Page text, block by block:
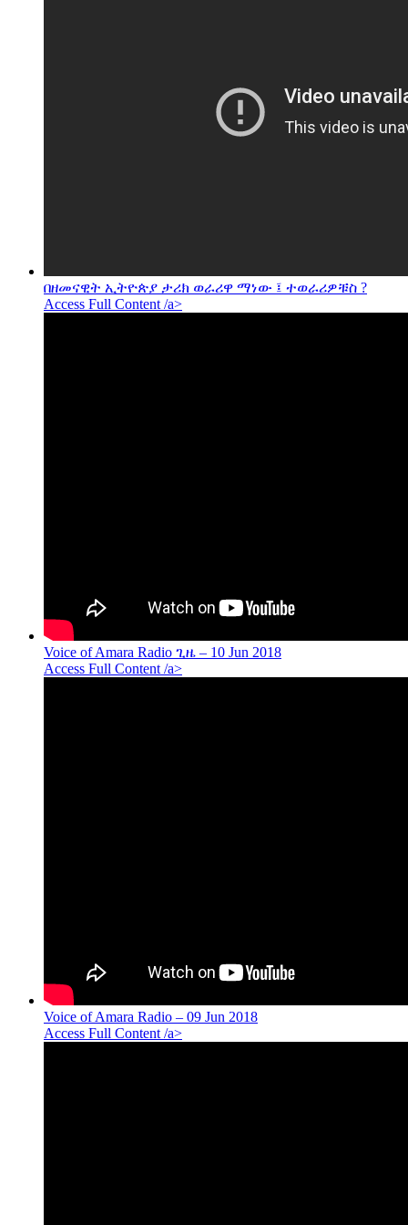
በዘመናዊት ኢትዮጵያ ታሪክ ወራሪዋ ማነው ፤ ተወራሪዎቹስ ?
Access Full Content /a>
Voice of Amara Radio ጊዜ – 10 Jun 2018
Access Full Content /a>
Voice of Amara Radio – 09 Jun 2018
Access Full Content /a>